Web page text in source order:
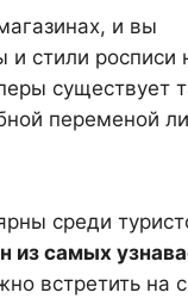
и вы
стили росписи
существует
переменой
среди
из самых
встретить на